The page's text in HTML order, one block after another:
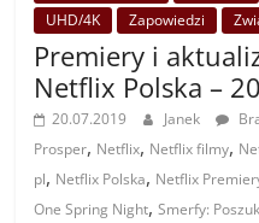
UHD/4K
Zapowiedzi
Premiery i
Netflix Polska –
20.07.2019 Janek
Prosper, Netflix, Netflix filmy,
pl, Netflix Polska, Netflix
One Spring Night,Smerfy: